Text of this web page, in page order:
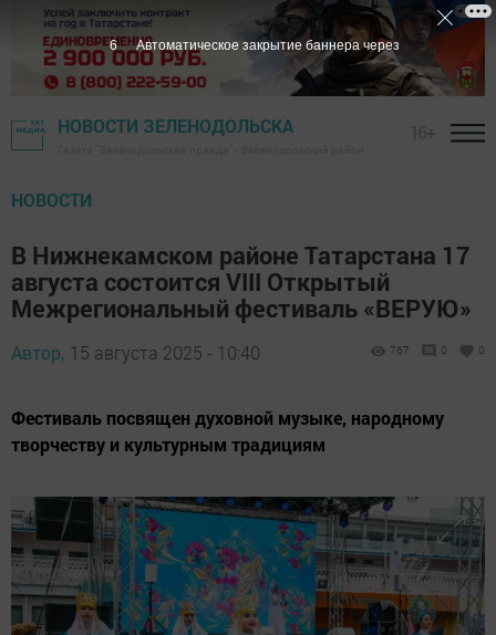
НОВОСТИ ЗЕЛЕНОДОЛЬСКА
НОВОСТИ
В Нижнекамском районе Татарстана 17
августа состоится VIII Открытый
Межрегиональный фестиваль «ВЕРУЮ»
Автор, 15 августа 2025 - 10:40 767 0 0
Фестиваль посвящен духовной музыке, народному
творчеству и культурным традициям
5 Автоматическое закрытие баннера через